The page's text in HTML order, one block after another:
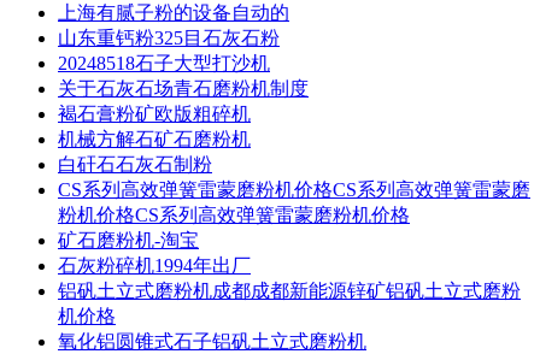
上海有腻子粉的设备自动的
山东重钙粉325目石灰石粉
20248518石子大型打沙机
关于石灰石场青石磨粉机制度
褐石膏粉矿欧版粗碎机
机械方解石矿石磨粉机
白矸石石灰石制粉
CS系列高效弹簧雷蒙磨粉机价格CS系列高效弹簧雷蒙磨
粉机价格CS系列高效弹簧雷蒙磨粉机价格
矿石磨粉机-淘宝
石灰粉碎机1994年出厂
铝矾土立式磨粉机成都成都新能源锌矿铝矾土立式磨粉
机价格
氧化铝圆锥式石子铝矾土立式磨粉机